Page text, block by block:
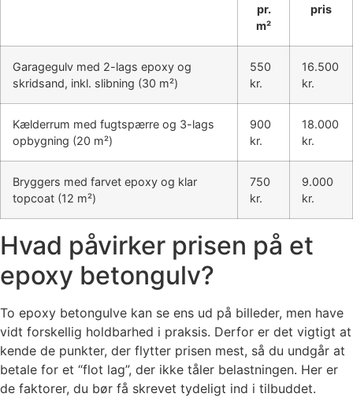
pr.
m²
pris
Garagegulv med 2-lags epoxy og
skridsand, inkl. slibning (30 m²)
550
kr.
16.500
kr.
Kælderrum med fugtspærre og 3-lags
opbygning (20 m²)
900
kr.
18.000
kr.
Bryggers med farvet epoxy og klar
topcoat (12 m²)
750
kr.
9.000
kr.
Hvad påvirker prisen på et
epoxy betongulv?
To epoxy betongulve kan se ens ud på billeder, men have
vidt forskellig holdbarhed i praksis. Derfor er det vigtigt at
kende de punkter, der flytter prisen mest, så du undgår at
betale for et “flot lag”, der ikke tåler belastningen. Her er
de faktorer, du bør få skrevet tydeligt ind i tilbuddet.